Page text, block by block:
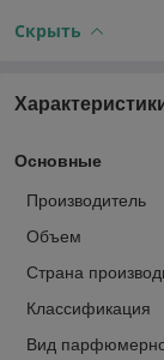
Скрыть
Основные
Производитель
Объем
Страна
Классификация
Вид